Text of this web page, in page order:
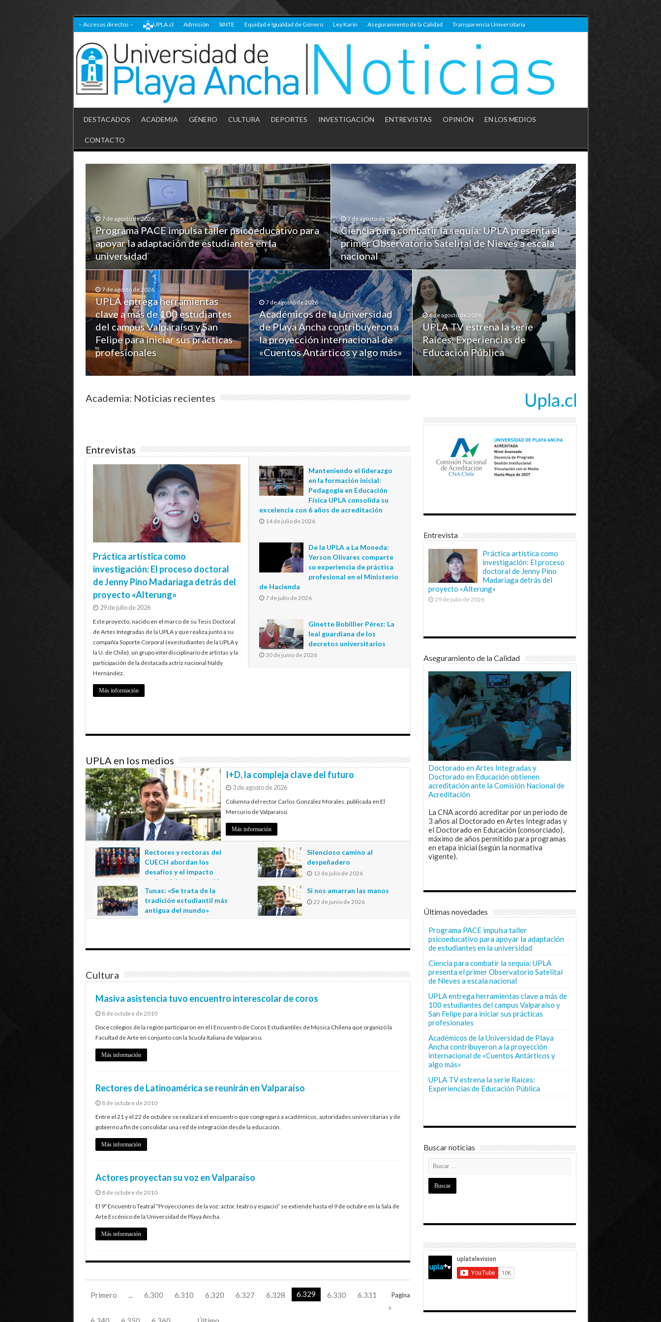
– Accesos directos – UPLA.cl Admisión SINTE Equidad e Igualdad de Género Ley Karin Aseguramiento de la Calidad Transparencia Universitaria
DESTACADOS ACADEMIA GÉNERO CULTURA DEPORTES INVESTIGACIÓN ENTREVISTAS OPINIÓN EN LOS MEDIOS
CONTACTO
7 de agosto de 2026
Programa PACE impulsa taller psicoeducativo para
apoyar la adaptación de estudiantes en la
universidad
7 de agosto de 2026
Ciencia para combatir la sequía: UPLA presenta el
primer Observatorio Satelital de Nieves a escala
nacional
7 de agosto de 2026
UPLA entrega herramientas
clave a más de 100 estudiantes
del campus Valparaíso y San
Felipe para iniciar sus prácticas
profesionales
7 de agosto de 2026
Académicos de la Universidad
de Playa Ancha contribuyeron a
la proyección internacional de
«Cuentos Antárticos y algo más»
6 de agosto de 2026
UPLA TV estrena la serie
Raíces: Experiencias de
Educación Pública
Academia: Noticias recientes
Entrevistas
Práctica artística como
investigación: El proceso doctoral
de Jenny Pino Madariaga detrás del
proyecto «Alterung»
29 de julio de 2026
Este proyecto, nacido en el marco de su Tesis Doctoral
de Artes Integradas de la UPLA y que realiza junto a su
compañía Soporte Corporal (exestudiantes de la UPLA y
la U. de Chile), un grupo interdisciplinario de artistas y la
participación de la destacada actriz nacional Naldy
Hernández.
Más información
Manteniendo el liderazgo
en la formación inicial:
Pedagogía en Educación
Física UPLA consolida su
excelencia con 6 años de acreditación
14 de julio de 2026
De la UPLA a La Moneda:
Yerson Olivares comparte
su experiencia de práctica
profesional en el Ministerio
de Hacienda
7 de julio de 2026
Ginette Bobillier Pérez: La
leal guardiana de los
decretos universitarios
30 de junio de 2026
UPLA en los medios
I+D, la compleja clave del futuro
3 de agosto de 2026
Columna del rector Carlos González Morales, publicada en El
Mercurio de Valparaíso.
Más información
Rectores y rectoras del
CUECH abordan los
desafíos y el impacto
regional de la educación
estatal en Tarapacá
20 de julio de 2026
Silencioso camino al
despeñadero
13 de julio de 2026
Tunas: «Se trata de la
tradición estudiantil más
antigua del mundo»
Si nos amarran las manos
22 de junio de 2026
Cultura
Masiva asistencia tuvo encuentro interescolar de coros
8 de octubre de 2010
Doce colegios de la región participaron en el I Encuentro de Coros Estudiantiles de Música Chilena que organizó la
Facultad de Arte en conjunto con la Scuola Italiana de Valparaíso.
Más información
Rectores de Latinoamérica se reunirán en Valparaíso
8 de octubre de 2010
Entre el 21 y el 22 de octubre se realizará el encuentro que congregará a académicos, autoridades universitarias y de
gobierno a fin de consolidar una red de integración desde la educación.
Más información
Actores proyectan su voz en Valparaíso
8 de octubre de 2010
El 9º Encuentro Teatral “Proyecciones de la voz: actor, teatro y espacio” se extiende hasta el 9 de octubre en la Sala de
Arte Escénico de la Universidad de Playa Ancha.
Más información
Pagina
Primero 6.300 6.310 6.320 6.327 6.328 6.329 6.330
6.331
»
Entrevista
Práctica artística como
investigación: El proceso
doctoral de Jenny Pino
Madariaga detrás del
proyecto «Alterung»
29 de julio de 2026
Aseguramiento de la Calidad
Doctorado en Artes Integradas y
Doctorado en Educación obtienen
acreditación ante la Comisión Nacional de
Acreditación
La CNA acordó acreditar por un periodo de
3 años al Doctorado en Artes Integradas y
el Doctorado en Educación (consorciado),
máximo de años permitido para programas
en etapa inicial (según la normativa
vigente).
Últimas novedades
Programa PACE impulsa taller
psicoeducativo para apoyar la adaptación
de estudiantes en la universidad
Ciencia para combatir la sequía: UPLA
presenta el primer Observatorio Satelital
de Nieves a escala nacional
UPLA entrega herramientas clave a más de
100 estudiantes del campus Valparaíso y
San Felipe para iniciar sus prácticas
profesionales
Académicos de la Universidad de Playa
Ancha contribuyeron a la proyección
internacional de «Cuentos Antárticos y
algo más»
UPLA TV estrena la serie Raíces:
Experiencias de Educación Pública
Buscar noticias